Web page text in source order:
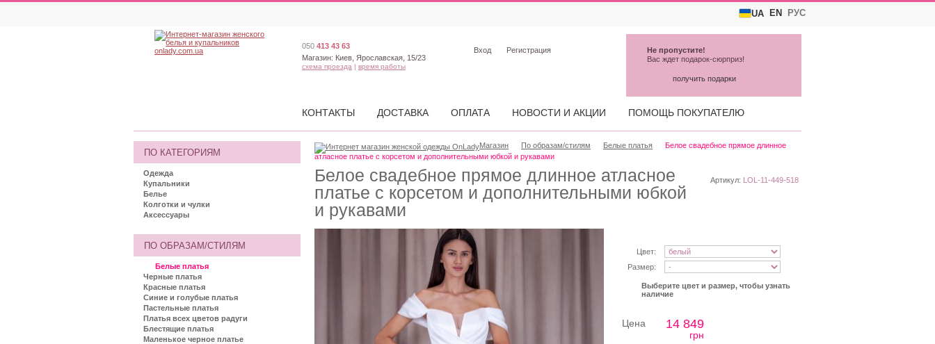
UA EN РУС
Белое свадебное прямое длинное атласное
платье с корсетом и дополнительными юбкой
и рукавами
Артикул: LOL-11-449-518
Цвет:
Размер:
Выберите цвет и размер, чтобы узнать
наличие
Цена 14 849
грн
Магазин По образам/стилям Белые платья
Белое свадебное прямое длинное
атласное платье с корсетом и дополнительными юбкой и рукавами
ПО КАТЕГОРИЯМ
Одежда
Купальники
Белье
Колготки и чулки
Аксессуары
ПО ОБРАЗАМ/СТИЛЯМ
Белые платья
Черные платья
Красные платья
Синие и голубые платья
Пастельные платья
Платья всех цветов радуги
Блестящие платья
Маленькое черное платье
050 413 43 63
Магазин: Киев, Ярославская, 15/23
схема проезда | время работы
Вход Регистрация
КОНТАКТЫ ДОСТАВКА ОПЛАТА НОВОСТИ И АКЦИИ ПОМОЩЬ ПОКУПАТЕЛЮ
Не пропустите!
Вас ждет подарок-сюрприз!
получить подарки